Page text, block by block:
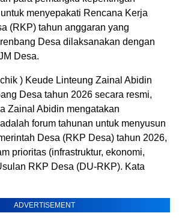
menyepakati Rencana Kerja
(RKP) tahun anggaran yang
Desa dilaksanakan dengan
Desa.
) Keude Linteung Zainal Abidin
Desa tahun 2026 secara resmi,
Zainal Abidin mengatakan
forum tahunan untuk menyusun
Desa (RKP Desa) tahun 2026,
prioritas (infrastruktur, ekonomi,
RKP Desa (DU-RKP). Kata
ADVERTISEMENT